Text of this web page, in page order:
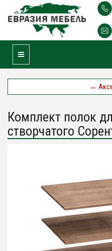
Toggle Navigation
←
Комплект полок
створчатого